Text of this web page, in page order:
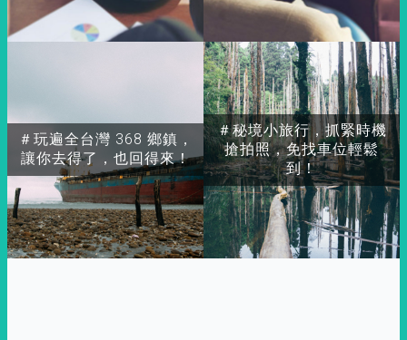
＃玩遍全台灣 368 鄉鎮，
讓你去得了，也回得來！
＃秘境小旅行，抓緊時機
搶拍照，免找車位輕鬆
到！